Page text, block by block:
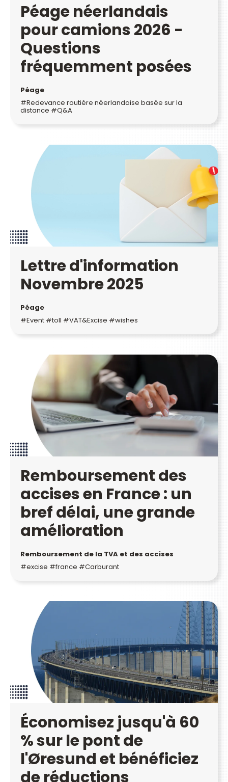
Péage néerlandais
pour camions 2026 -
Questions
fréquemment posées
Péage
#Redevance routière néerlandaise basée sur la
distance #Q&A
Lettre d'information
Novembre 2025
Péage
#Event #toll #VAT&Excise #wishes
Remboursement des
accises en France : un
bref délai, une grande
amélioration
Remboursement de la TVA et des accises
#excise #france #Carburant
Économisez jusqu'à 60
% sur le pont de
l'Øresund et bénéficiez
de réductions